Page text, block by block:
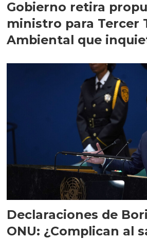
Gobierno retira
ministro para Tercer
Ambiental que
Declaraciones de
ONU: ¿Complican al